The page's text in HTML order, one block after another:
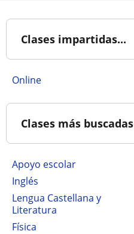
Clases impartidas...
online
Clases más buscadas
Apoyo escolar
Inglés
Lengua Castellana y
Literatura
Física